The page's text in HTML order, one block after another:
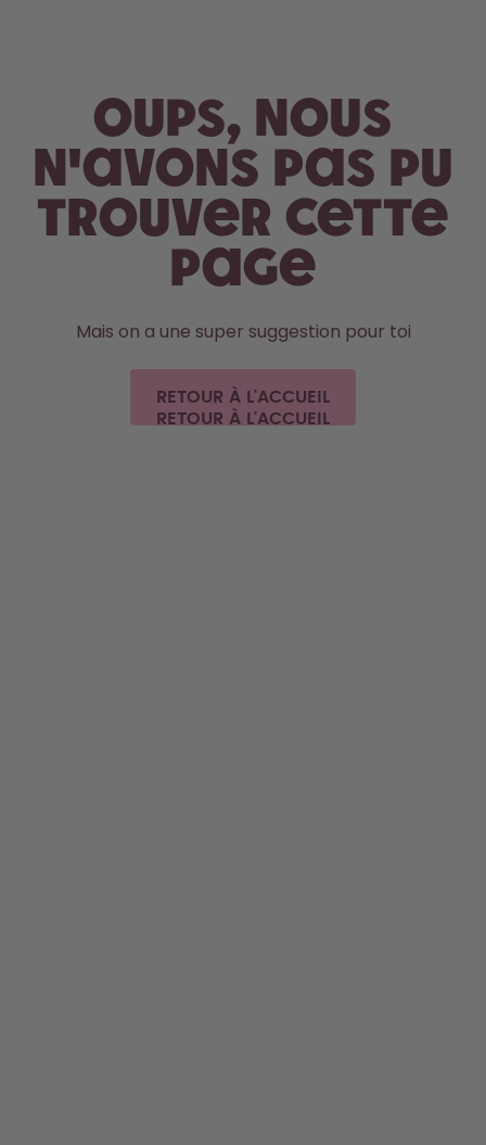
Oups, nous
n'avons pas pu
trouver cette
page
Mais on a une super suggestion pour toi
RETOUR À L'ACCUEIL